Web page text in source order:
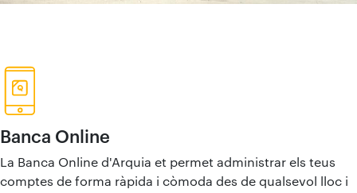
Banca Online
La Banca Online d'Arquia et permet administrar els teus
comptes de forma ràpida i còmoda des de qualsevol lloc i